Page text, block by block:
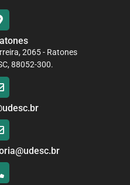
2065 - Ratones
88052-300.